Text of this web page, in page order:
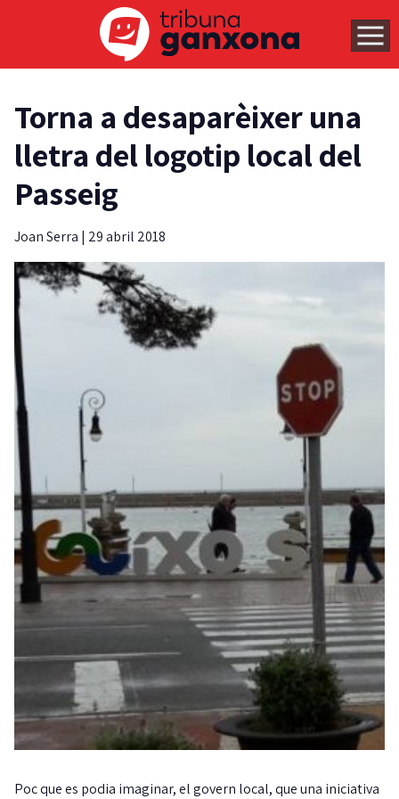
Torna a desaparèixer una
lletra del logotip local del
Passeig
Joan Serra | 29 abril 2018
Poc que es podia imaginar, el govern local, que una iniciativa